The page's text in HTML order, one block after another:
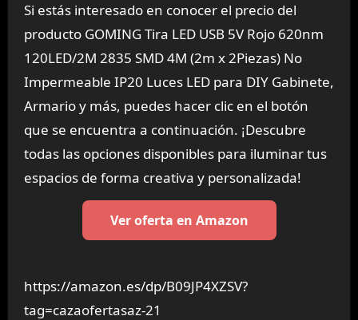
Si estás interesado en conocer el precio del
producto GOMING Tira LED USB 5V Rojo 620nm
120LED/2M 2835 SMD 4M (2m x 2Piezas) No
Impermeable IP20 Luces LED para DIY Gabinete,
Armario y más, puedes hacer clic en el botón
que se encuentra a continuación. ¡Descubre
todas las opciones disponibles para iluminar tus
espacios de forma creativa y personalizada!
Ver oferta en Amazon
https://amazon.es/dp/B09JP4XZSV?
tag=cazaofertasaz-21